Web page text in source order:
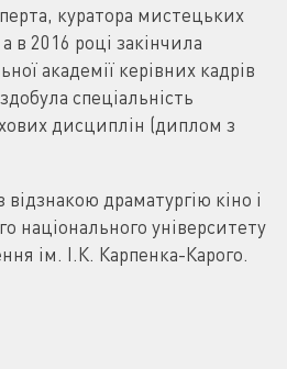
куратора мистецьких
в 2016 році закінчила
академії керівних кадрів
спеціальність
дисциплін (диплом з
відзнакою драматургію кіно і
національного університету
ім. І.К. Карпенка-Карого.